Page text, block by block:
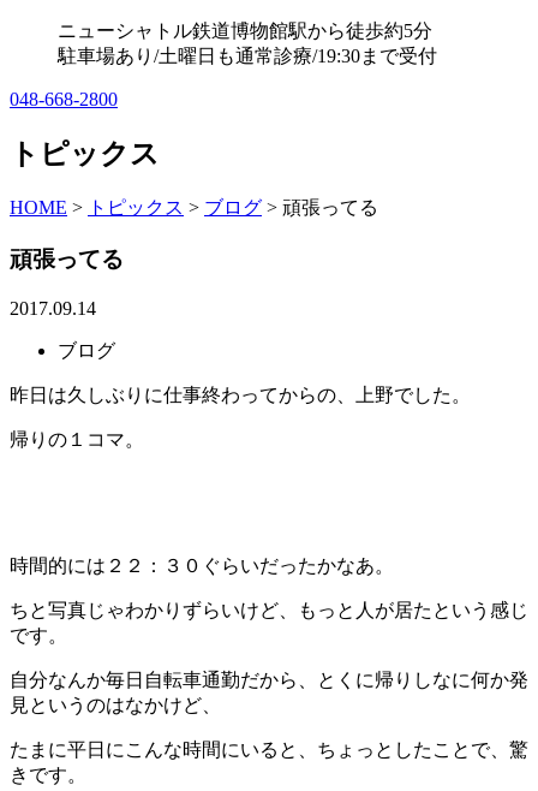
ニューシャトル鉄道博物館駅から徒歩約5分
駐車場あり/土曜日も通常診療/19:30まで受付
048-668-2800
トピックス
HOME > トピックス > ブログ > 頑張ってる
頑張ってる
2017.09.14
ブログ
昨日は久しぶりに仕事終わってからの、上野でした。
帰りの１コマ。
時間的には２２：３０ぐらいだったかなあ。
ちと写真じゃわかりずらいけど、もっと人が居たという感じ
です。
自分なんか毎日自転車通勤だから、とくに帰りしなに何か発
見というのはなかけど、
たまに平日にこんな時間にいると、ちょっとしたことで、驚
きです。